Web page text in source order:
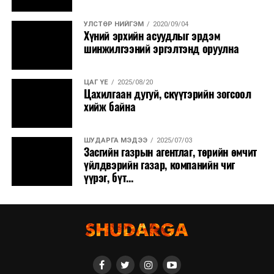
УЛСТӨР НИЙГЭМ 2020/09/04
Хүний эрхийн асуудлыг эрдэм
шинжилгээний эргэлтэнд оруулна
ЦАГ ҮЕ 2025/08/20
Цахилгаан дугуй, скүүтэрийн зогсоол
хийж байна
ШУДАРГА МЭДЭЭ 2025/07/03
Засгийн газрын агентлаг, төрийн өмчит
үйлдвэрийн газар, компанийн чиг
үүрэг, бүт...